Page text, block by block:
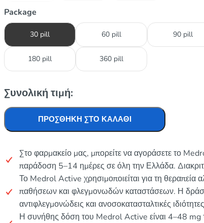
Package
30 pill 60 pill 90 pill
180 pill 360 pill
Συνολική τιμή:
ΠΡΟΣΘΉΚΗ ΣΤΟ ΚΑΛΆΘΙ
Στο φαρμακείο μας, μπορείτε να αγοράσετε το
παράδοση 5–14 ημέρες σε όλη την Ελλάδα.
Το Medrol Active χρησιμοποιείται για τη
παθήσεων και φλεγμονωδών καταστάσεων. Η
αντιφλεγμονώδεις και ανοσοκατασταλτικές
Η συνήθης δόση του Medrol Active είναι 4–48 mg